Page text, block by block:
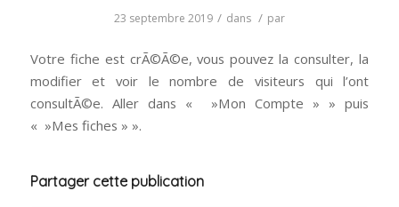
23 septembre 2019 / dans / par
Votre fiche est crÃ©Ã©e, vous pouvez la consulter, la
modifier et voir le nombre de visiteurs qui l’ont
consultÃ©e. Aller dans « »Mon Compte » » puis
« »Mes fiches » ».
Partager cette publication